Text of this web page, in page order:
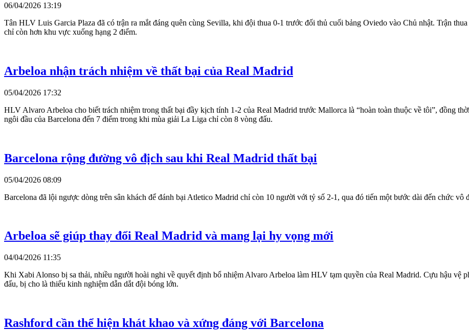
06/04/2026 13:19
Tân HLV Luis Garcia Plaza đã có trận ra mắt đáng quên cùng Sevilla, khi đội thua 0-1 trước đối thủ cuối bảng Oviedo vào Chủ nhật. Trận
chỉ còn hơn khu vực xuống hạng 2 điểm.
Arbeloa nhận trách nhiệm về thất bại của Real Madrid
05/04/2026 17:32
HLV Alvaro Arbeloa cho biết trách nhiệm trong thất bại đầy kịch tính 1-2 của Real Madrid trước Mallorca là “hoàn toàn thuộc về tôi”, đồng
ngôi đầu của Barcelona đến 7 điểm trong khi mùa giải La Liga chỉ còn 8 vòng đấu.
Barcelona rộng đường vô địch sau khi Real Madrid thất bại
05/04/2026 08:09
Barcelona đã lội ngược dòng trên sân khách để đánh bại Atletico Madrid chỉ còn 10 người với tỷ số 2-1, qua đó tiến một bước dài đến chức
Arbeloa sẽ giúp thay đổi Real Madrid và mang lại hy vọng mới
04/04/2026 11:35
Khi Xabi Alonso bị sa thải, nhiều người hoài nghi về quyết định bổ nhiệm Alvaro Arbeloa làm HLV tạm quyền của Real Madrid. Cựu hậu vệ
đấu, bị cho là thiếu kinh nghiệm dẫn dắt đội bóng lớn.
Rashford cần thể hiện khát khao và xứng đáng với Barcelona